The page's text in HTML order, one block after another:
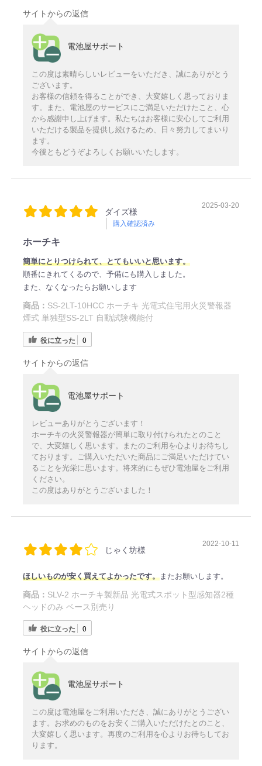
サイトからの返信
電池屋サポート
この度は素晴らしいレビューをいただき、誠にありがとう
ございます。
お客様の信頼を得ることができ、大変嬉しく思っておりま
す。また、電池屋のサービスにご満足いただけたこと、心
から感謝申し上げます。私たちはお客様に安心してご利用
いただける製品を提供し続けるため、日々努力してまいり
ます。
今後ともどうぞよろしくお願いいたします。
ダイズ様
購入確認済み
2025-03-20
ホーチキ
簡単にとりつけられて、とてもいいと思います。
順番にきれてくるので、予備にも購入しました。
また、なくなったらお願いします
商品： SS-2LT-10HCC ホーチキ 光電式住宅用火災警報器
煙式 単独型SS-2LT 自動試験機能付
役に立った 0
サイトからの返信
電池屋サポート
レビューありがとうございます！
ホーチキの火災警報器が簡単に取り付けられたとのこと
で、大変嬉しく思います。またのご利用を心よりお待ちし
ております。ご購入いただいた商品にご満足いただけてい
ることを光栄に思います。将来的にもぜひ電池屋をご利用
ください。
この度はありがとうございました！
じゃく坊様
2022-10-11
ほしいものが安く買えてよかったです。またお願いします。
商品： SLV-2 ホーチキ製新品 光電式スポット型感知器2種
ヘッドのみ ベース別売り
役に立った 0
サイトからの返信
電池屋サポート
この度は電池屋をご利用いただき、誠にありがとうござい
ます。お求めのものをお安くご購入いただけたとのこと、
大変嬉しく思います。再度のご利用を心よりお待ちしてお
ります。